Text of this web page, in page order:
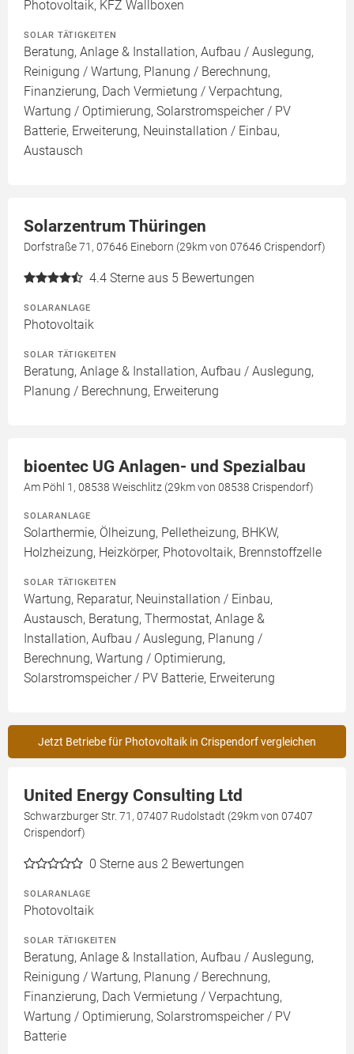
Photovoltaik, KFZ Wallboxen
SOLAR TÄTIGKEITEN
Beratung, Anlage & Installation, Aufbau / Auslegung,
Reinigung / Wartung, Planung / Berechnung,
Finanzierung, Dach Vermietung / Verpachtung,
Wartung / Optimierung, Solarstromspeicher / PV
Batterie, Erweiterung, Neuinstallation / Einbau,
Austausch
Solarzentrum Thüringen
Dorfstraße 71, 07646 Eineborn (29km von 07646 Crispendorf)
4.4 Sterne aus 5 Bewertungen
SOLARANLAGE
Photovoltaik
SOLAR TÄTIGKEITEN
Beratung, Anlage & Installation, Aufbau / Auslegung,
Planung / Berechnung, Erweiterung
bioentec UG Anlagen- und Spezialbau
Am Pöhl 1, 08538 Weischlitz (29km von 08538 Crispendorf)
SOLARANLAGE
Solarthermie, Ölheizung, Pelletheizung, BHKW,
Holzheizung, Heizkörper, Photovoltaik, Brennstoffzelle
SOLAR TÄTIGKEITEN
Wartung, Reparatur, Neuinstallation / Einbau,
Austausch, Beratung, Thermostat, Anlage &
Installation, Aufbau / Auslegung, Planung /
Berechnung, Wartung / Optimierung,
Solarstromspeicher / PV Batterie, Erweiterung
Jetzt Betriebe für Photovoltaik in Crispendorf vergleichen
United Energy Consulting Ltd
Schwarzburger Str. 71, 07407 Rudolstadt (29km von 07407
Crispendorf)
0 Sterne aus 2 Bewertungen
SOLARANLAGE
Photovoltaik
SOLAR TÄTIGKEITEN
Beratung, Anlage & Installation, Aufbau / Auslegung,
Reinigung / Wartung, Planung / Berechnung,
Finanzierung, Dach Vermietung / Verpachtung,
Wartung / Optimierung, Solarstromspeicher / PV
Batterie